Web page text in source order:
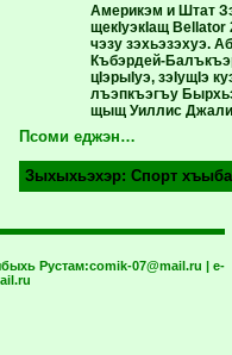
Америкэм и Штат
щекIуэкIащ Bellator
чэзу зэхьэзэхуэ.
Къбэрдей-
цIэрыIуэ, зэIущIэ
лъэпкъэгъу
щыщ Уиллис
Псоми еджэн…
Зыхыхьэхэр: Спорт
Рустам:comik-07@mail.ru | e-